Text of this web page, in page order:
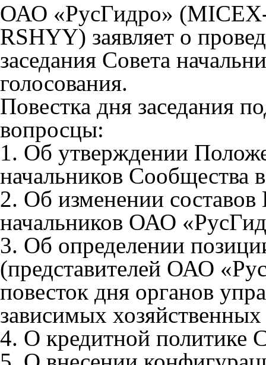
ОАО «РусГидро»
RSHYY) заявляет о
заседания Совета
голосования.
Повестка дня заседания
вопросцы:
1. Об утверждении
начальников Сообщества
2. Об изменении составов
начальников ОАО
3. Об определении
(представителей ОАО
повесток дня органов
зависимых
4. О кредитной политике